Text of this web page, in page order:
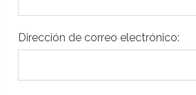
Dirección de correo electrónico: